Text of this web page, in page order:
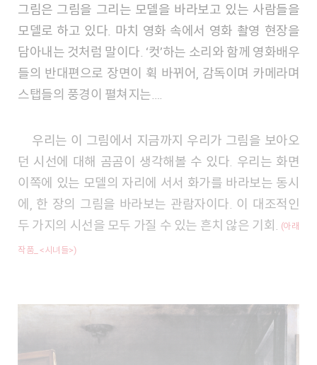
그림은 그림을 그리는 모델을 바라보고 있는 사람들을
모델로 하고 있다. 마치 영화 속에서 영화 촬영 현장을
담아내는 것처럼 말이다. ‘컷’하는 소리와 함께 영화배우
들의 반대편으로 장면이 휙 바뀌어, 감독이며 카메라며
스탭들의 풍경이 펼쳐지는….
우리는 이 그림에서 지금까지 우리가 그림을 보아오
던 시선에 대해 곰곰이 생각해볼 수 있다. 우리는 화면
이쪽에 있는 모델의 자리에 서서 화가를 바라보는 동시
에, 한 장의 그림을 바라보는 관람자이다. 이 대조적인
두 가지의 시선을 모두 가질 수 있는 흔치 않은 기회. (아래
작품_ <시녀들>)